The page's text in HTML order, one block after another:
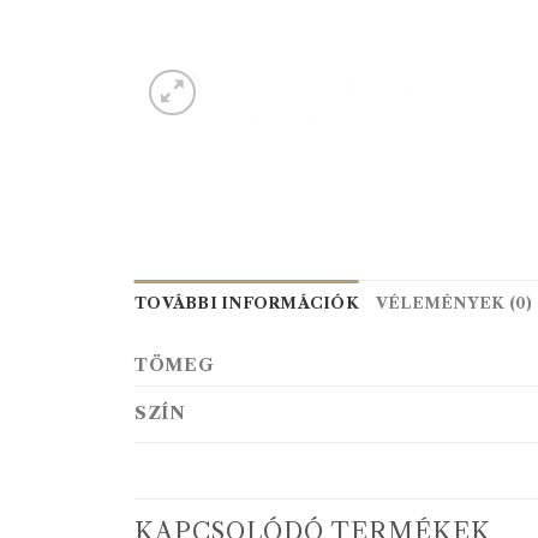
TOVÁBBI INFORMÁCIÓK VÉLEMÉNYEK (0)
TÖMEG
SZÍN